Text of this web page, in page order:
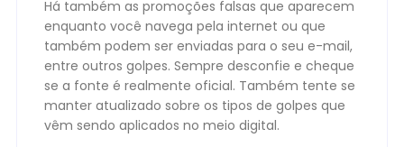
Há também as promoções falsas que aparecem
enquanto você navega pela internet ou que
também podem ser enviadas para o seu e-mail,
entre outros golpes. Sempre desconfie e cheque
se a fonte é realmente oficial. Também tente se
manter atualizado sobre os tipos de golpes que
vêm sendo aplicados no meio digital.